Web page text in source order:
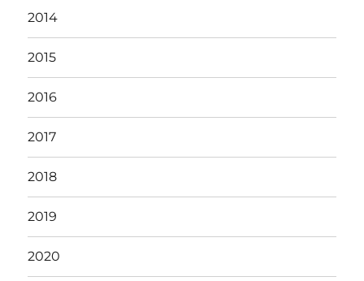
2014
2015
2016
2017
2018
2019
2020